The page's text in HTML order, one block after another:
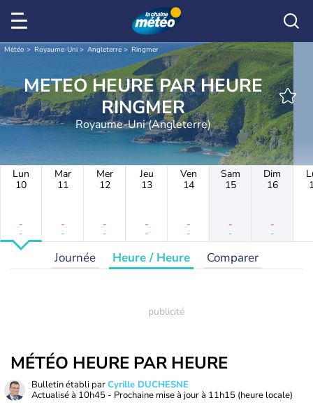
Météo Royaume-Uni Angleterre Ringmer
METEO HEURE PAR HEURE
RINGMER
Royaume-Uni (Angleterre)
Lun
10
-
-
Mar
11
-
-
Mer
12
-
-
Jeu
13
-
-
Ven
14
-
-
Sam
15
-
-
Dim
16
-
-
Journée Heure / Heure Comparer
MÉTÉO HEURE PAR HEURE
Bulletin établi parCyrille DUCHESNE
Actualisé à 10h45 - Prochaine mise à jour à 11h15 (heure locale)